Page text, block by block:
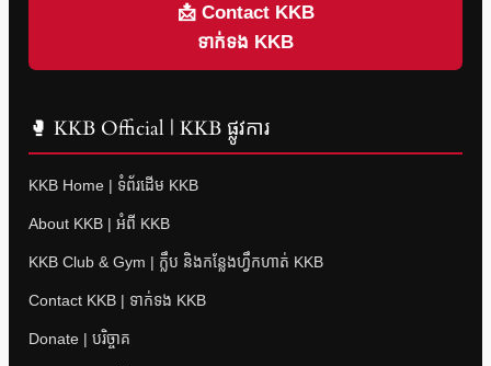
📩 Contact KKB
ទាក់ទង KKB
🥊 KKB Official | KKB ផ្លូវការ
KKB Home | ទំព័រដើម KKB
About KKB | អំពី KKB
KKB Club & Gym | ក្លឹប និងកន្លែងហ្វឹកហាត់ KKB
Contact KKB | ទាក់ទង KKB
Donate | បរិច្ចាគ